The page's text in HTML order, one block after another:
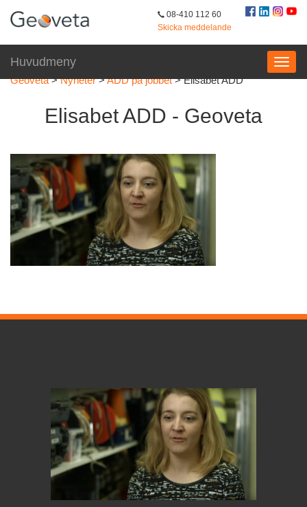
08-410 112 60
Skicka meddelande
Huvudmeny
Geoveta>Nyheter>ADD på jobbet>Elisabet ADD
Elisabet ADD - Geoveta